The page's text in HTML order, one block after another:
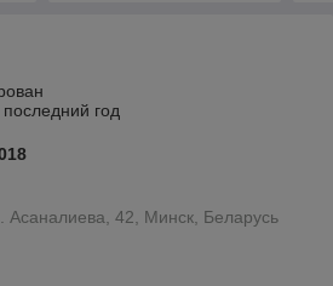
год
Асаналиева, 42, Минск, Беларусь